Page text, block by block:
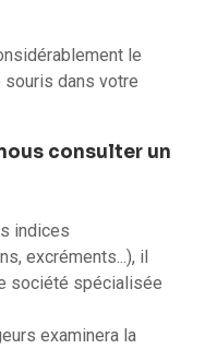
le
souris dans votre
consulter un
indices
excréments...), il
société spécialisée
examinera la